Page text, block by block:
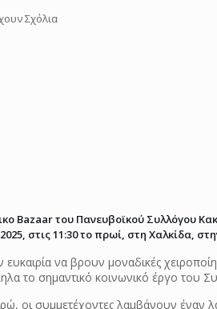
Σχόλια
Bazaar του Πανευβοϊκού Συλλόγου
στις 11:30 το πρωί, στη Χαλκίδα,
να βρουν μοναδικές
το σημαντικό κοινωνικό έργο του
οι συμμετέχοντες λαμβάνουν έναν